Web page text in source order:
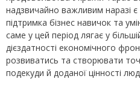
надзвичайно важливим наразі
підтримка бізнес навичок та
саме у цей період лягає у
дієздатності економічного
розвиватись та створювати
подекуди й доданої цінності